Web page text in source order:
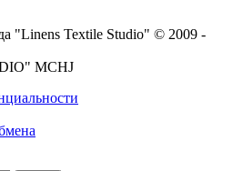
"Linens Textile Studio" © 2009 -
MCHJ